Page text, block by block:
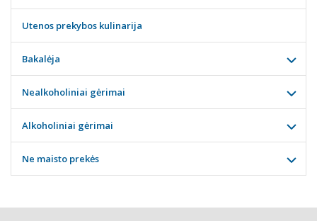
Utenos prekybos kulinarija
Bakalėja
Nealkoholiniai gėrimai
Alkoholiniai gėrimai
Ne maisto prekės